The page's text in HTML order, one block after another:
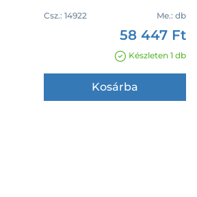
Csz.: 14922 Me.: db
58 447 Ft
Készleten 1 db
Kosárba